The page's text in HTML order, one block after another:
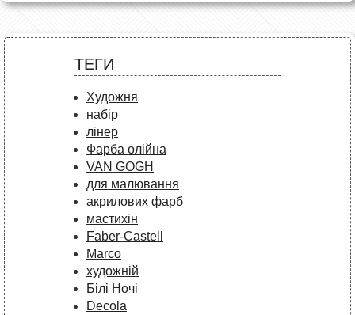
ТЕГИ
Художня
набір
лінер
Фарба олійна
VAN GOGH
для малювання
акрилових фарб
мастихін
Faber-Castell
Marco
художній
Білі Ночі
Decola